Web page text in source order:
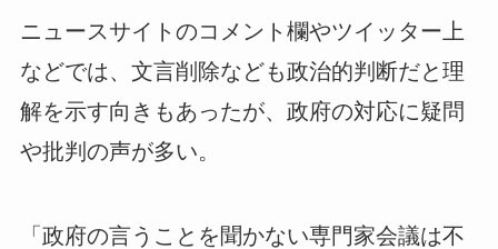
ニュースサイトのコメント欄やツイッター上
などでは、文言削除なども政治的判断だと理
解を示す向きもあったが、政府の対応に疑問
や批判の声が多い。
「政府の言うことを聞かない専門家会議は不